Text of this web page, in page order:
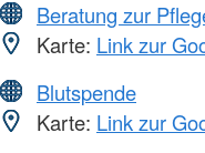
Beratung zur
Karte: Link zur
Blutspende
Karte: Link zur